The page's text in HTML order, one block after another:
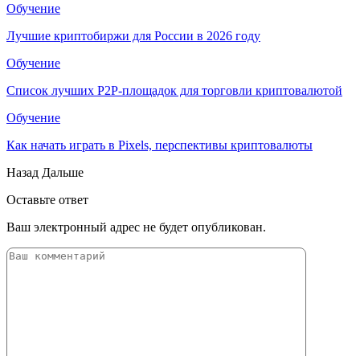
Обучение
Лучшие криптобиржи для России в 2026 году
Обучение
Список лучших P2P-площадок для торговли криптовалютой
Обучение
Как начать играть в Pixels, перспективы криптовалюты
Назад Дальше
Оставьте ответ
Ваш электронный адрес не будет опубликован.